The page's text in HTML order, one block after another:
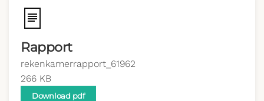
Rapport
rekenkamerrapport_61962
266 KB
Download pdf